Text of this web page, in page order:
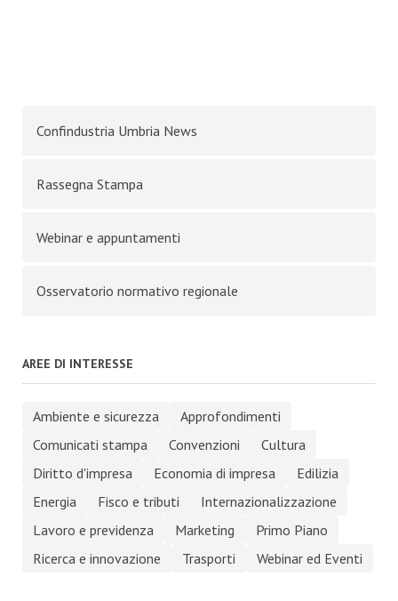
Confindustria Umbria News
Rassegna Stampa
Webinar e appuntamenti
Osservatorio normativo regionale
AREE DI INTERESSE
Ambiente e sicurezza
Approfondimenti
Comunicati stampa
Convenzioni
Cultura
Diritto d'impresa
Economia di impresa
Edilizia
Energia
Fisco e tributi
Internazionalizzazione
Lavoro e previdenza
Marketing
Primo Piano
Ricerca e innovazione
Trasporti Webinar ed Eventi